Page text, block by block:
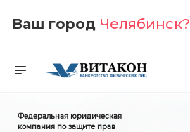
Ваш город Челябинск?
Федеральная юридическая
компания по защите прав